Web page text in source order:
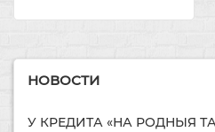
НОВОСТИ
У КРЕДИТА «НА РОДНЫЯ